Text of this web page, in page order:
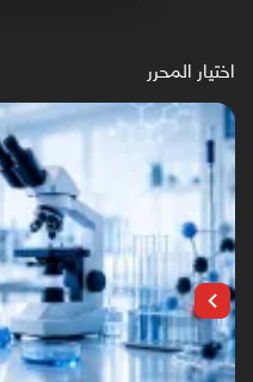
اختيار المحرر